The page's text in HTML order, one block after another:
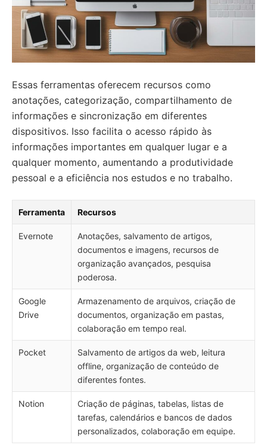
Essas ferramentas oferecem recursos como
anotações, categorização, compartilhamento de
informações e sincronização em diferentes
dispositivos. Isso facilita o acesso rápido às
informações importantes em qualquer lugar e a
qualquer momento, aumentando a produtividade
pessoal e a eficiência nos estudos e no trabalho.
Ferramenta Recursos
Evernote
Anotações, salvamento de artigos,
documentos e imagens, recursos de
organização avançados, pesquisa
poderosa.
Google
Drive
Armazenamento de arquivos, criação de
documentos, organização em pastas,
colaboração em tempo real.
Pocket
Salvamento de artigos da web, leitura
offline, organização de conteúdo de
diferentes fontes.
Notion
Criação de páginas, tabelas, listas de
tarefas, calendários e bancos de dados
personalizados, colaboração em equipe.